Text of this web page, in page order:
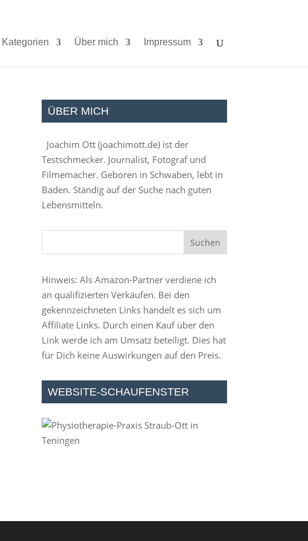
Kategorien Über mich Impressum
ÜBER MICH
Joachim Ott (joachimott.de) ist der
Testschmecker. Journalist, Fotograf und
Filmemacher. Geboren in Schwaben, lebt in
Baden. Ständig auf der Suche nach guten
Lebensmitteln.
Hinweis: Als Amazon-Partner verdiene ich
an qualifizierten Verkäufen. Bei den
gekennzeichneten Links handelt es sich um
Affiliate Links. Durch einen Kauf über den
Link werde ich am Umsatz beteiligt. Dies hat
für Dich keine Auswirkungen auf den Preis.
WEBSITE-SCHAUFENSTER